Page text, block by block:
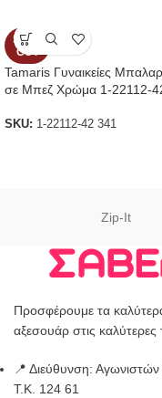
SOLD
OUT
Tamaris Γυναικείες
σε Μπεζ Χρώμα 1-22112-
SKU: 1-22112-42 341
Zip-It
Προσφέρουμε τα
αξεσουάρ στις
📍 Διεύθυνση:
Τ.Κ. 124 61